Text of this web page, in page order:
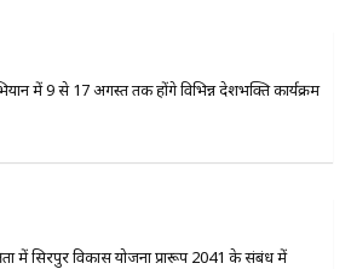
में 9 से 17 अगस्त तक होंगे विभिन्न देशभक्ति कार्यक्रम
में सिरपुर विकास योजना प्रारूप 2041 के संबंध में